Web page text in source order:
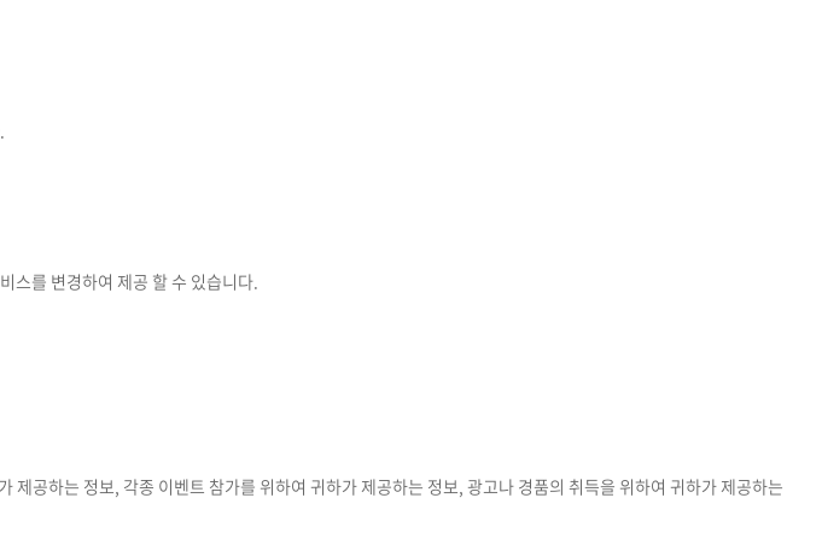
스를 변경하여 제공 할 수 있습니다.
공하는 정보, 각종 이벤트 참가를 위하여 귀하가 제공하는 정보, 광고나 경품의 취득을 위하여 귀하가 제공하는